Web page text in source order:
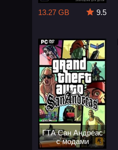
13.27 GB
9.5
ГТА Сан Андреас
с модами